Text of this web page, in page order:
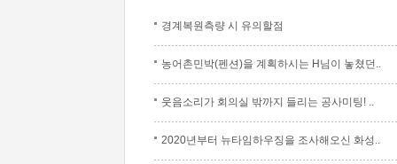
경계복원측량 시 유의할점
농어촌민박(펜션)을 계획하시는 H님이 놓쳤던..
웃음소리가 회의실 밖까지 들리는 공사미팅! ..
2020년부터 뉴타임하우징을 조사해오신 화성..